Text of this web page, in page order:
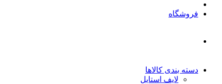
فروشگاه
دسته بندی کالاها
لایف استایل